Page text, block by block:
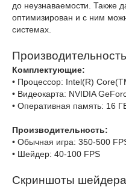
до неузнаваемости. Также
оптимизирован и с ним
системах.
Комплектующие:
• Процессор: Intel(R)
• Видеокарта: NVIDIA
• Оперативная память: 16
Производительность:
• Обычная игра: 350-500
• Шейдер: 40-100 FPS
Скриншоты